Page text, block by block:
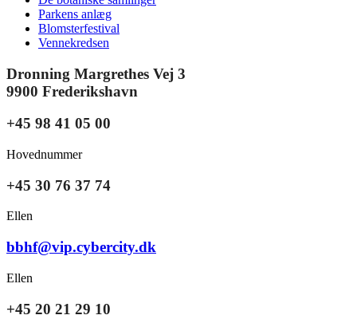
Parkens anlæg
Blomsterfestival
Vennekredsen
Dronning Margrethes Vej 3
9900 Frederikshavn
+45 98 41 05 00
Hovednummer
+45 30 76 37 74
Ellen
bbhf@vip.cybercity.dk
Ellen
+45 20 21 29 10